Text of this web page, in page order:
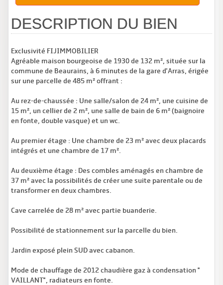
DESCRIPTION DU BIEN
Exclusivité FIJIMMOBILIER
Agréable maison bourgeoise de 1930 de 132 m², située sur la
commune de Beaurains, à 6 minutes de la gare d'Arras, érigée
sur une parcelle de 485 m² offrant :
Au rez-de-chaussée : Une salle/salon de 24 m², une cuisine de
15 m², un cellier de 2 m², une salle de bain de 6 m² (baignoire
en fonte, double vasque) et un wc.
Au premier étage : Une chambre de 23 m² avec deux placards
intégrés et une chambre de 17 m².
Au deuxième étage : Des combles aménagés en chambre de
37 m² avec la possibilités de créer une suite parentale ou de
transformer en deux chambres.
Cave carrelée de 28 m² avec partie buanderie.
Possibilité de stationnement sur la parcelle du bien.
Jardin exposé plein SUD avec cabanon.
Mode de chauffage de 2012 chaudière gaz à condensation "
VAILLANT", radiateurs en fonte.